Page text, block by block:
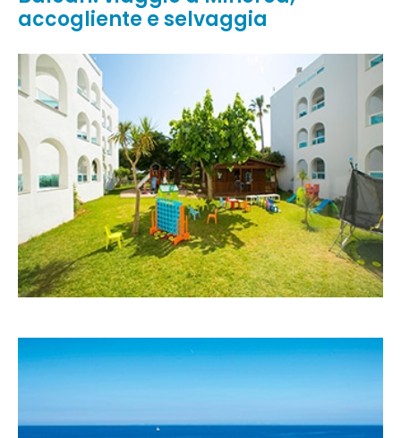
accogliente e selvaggia